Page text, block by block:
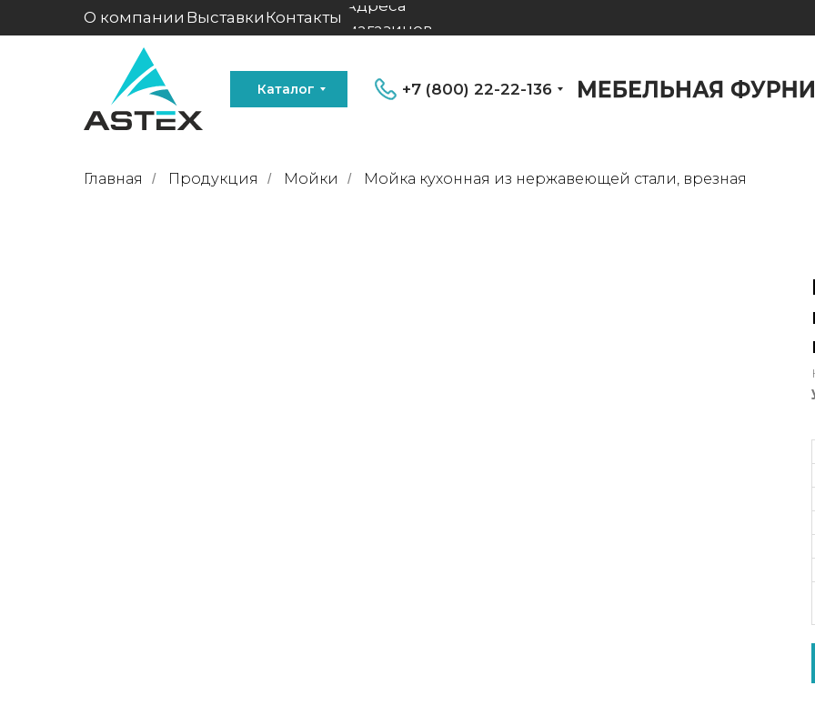
О компании Выставки Контакты
Адреса
магазинов
+7 (800) 22-22-136
Каталог
Главная / Продукция / Мойки / Мойка кухонная из нержавеющей стали, врезная